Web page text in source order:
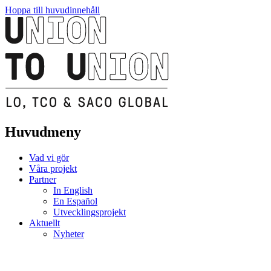
Hoppa till huvudinnehåll
Huvudmeny
Vad vi gör
Våra projekt
Partner
In English
En Español
Utvecklingsprojekt
Aktuellt
Nyheter